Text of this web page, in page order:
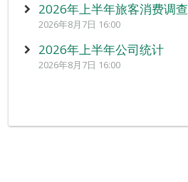
2026年上半年旅客消费调查
2026年8月7日 16:00
2026年上半年公司统计
2026年8月7日 16:00